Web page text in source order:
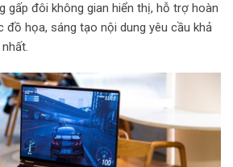
gấp đôi không gian hiển thị, hỗ trợ hoàn
đồ họa, sáng tạo nội dung yêu cầu khả